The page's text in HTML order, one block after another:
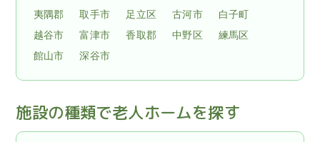
夷隅郡
取手市 足立区 古河市
白子町
越谷市
富津市 香取郡 中野区
練馬区
館山市
深谷市
施設の種類で老人ホームを探す